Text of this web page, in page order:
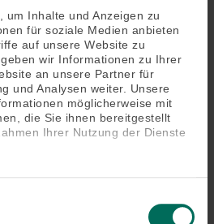
um Inhalte und Anzeigen zu
für soziale Medien anbieten
auf unsere Website zu
wir Informationen zu Ihrer
an unsere Partner für
und Analysen weiter. Unsere
möglicherweise mit
die Sie ihnen bereitgestellt
Ihrer Nutzung der Dienste